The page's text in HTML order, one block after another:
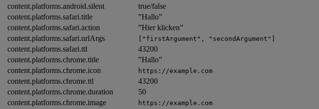
content.platforms.android.silent
true/false
content.platforms.safari.title
”Hallo”
content.platforms.safari.action
”Hier klicken”
content.platforms.safari.urlArgs ["firstArgument", "secondArgument"]
content.platforms.safari.ttl
43200
content.platforms.chrome.title
”Hallo”
content.platforms.chrome.icon https://example.com
content.platforms.chrome.ttl
43200
content.platforms.chrome.duration
50
content.platforms.chrome.image https://example.com